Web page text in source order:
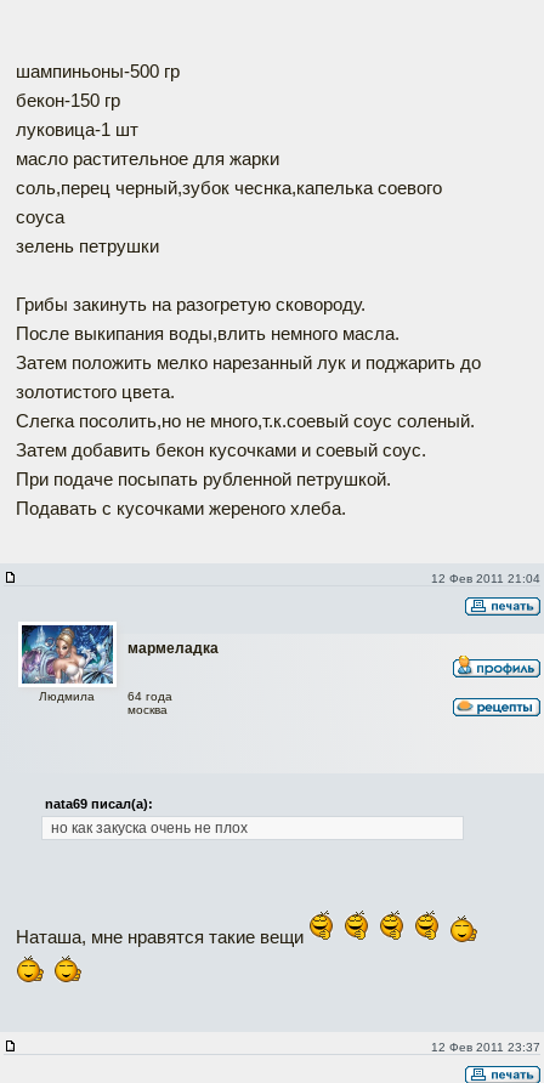
шампиньоны-500 гр
бекон-150 гр
луковица-1 шт
масло растительное для жарки
соль,перец черный,зубок чеснка,капелька соевого
соуса
зелень петрушки
Грибы закинуть на разогретую сковороду.
После выкипания воды,влить немного масла.
Затем положить мелко нарезанный лук и поджарить до
золотистого цвета.
Слегка посолить,но не много,т.к.соевый соус соленый.
Затем добавить бекон кусочками и соевый соус.
При подаче посыпать рубленной петрушкой.
Подавать с кусочками жереного хлеба.
12 Фев 2011 21:04
мармеладка
Людмила
64 года
москва
nata69 писал(а):
но как закуска очень не плох
Наташа, мне нравятся такие вещи
12 Фев 2011 23:37